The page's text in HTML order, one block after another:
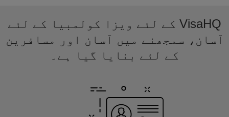
VisaHQ کے لئے ویزا کولمبیا کے لئے
آسان، سمجھنے میں آسان اور مسافرین
کے لئے بنایا گیا ہے۔